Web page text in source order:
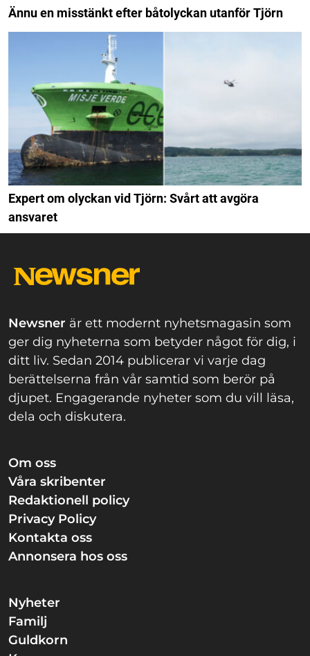
Ännu en misstänkt efter båtolyckan utanför Tjörn
Expert om olyckan vid Tjörn: Svårt att avgöra
ansvaret
Newsner är ett modernt nyhetsmagasin som
ger dig nyheterna som betyder något för dig, i
ditt liv. Sedan 2014 publicerar vi varje dag
berättelserna från vår samtid som berör på
djupet. Engagerande nyheter som du vill läsa,
dela och diskutera.
Om oss
Våra skribenter
Redaktionell policy
Privacy Policy
Kontakta oss
Annonsera hos oss
Nyheter
Familj
Guldkorn